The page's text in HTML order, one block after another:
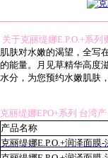
关于克丽缇娜E.P.O.+系列
肌肤对水嫩的渴望，全写
的能量。月见草精华高度
水分，为您预约水嫩肌肤
克丽缇娜EPO+系列 台湾
产品名称
克丽缇娜E.P.O.+润泽面膜-